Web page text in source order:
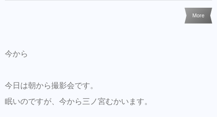
More
今から
今日は朝から撮影会です。
眠いのですが、今から三ノ宮むかいます。